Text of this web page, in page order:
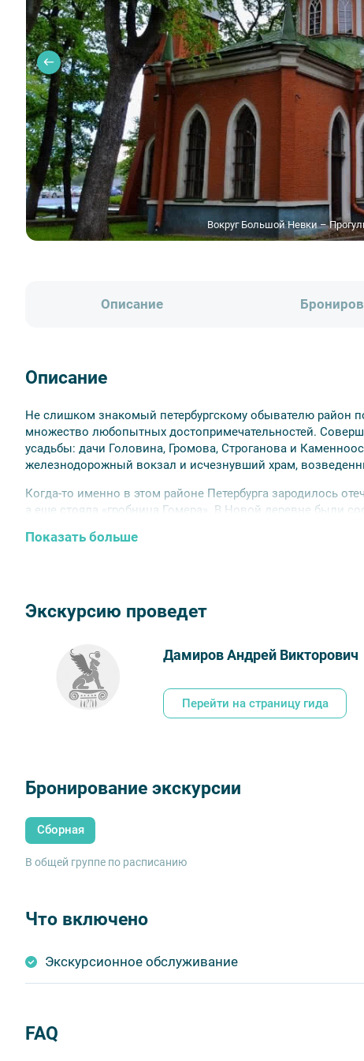
Вокруг Большой Невки –
Описание
Описание
Не слишком знакомый петербургскому обывателю район
множество любопытных достопримечательностей.
усадьбы: дачи Головина, Громова, Строганова и
железнодорожный вокзал и исчезнувший храм,
Когда-то именно в этом районе Петербурга зародилось
а еще стояла «гробница Гомера». В Новой деревне были
познакомиться и с необычными культурными объектами
Показать больше
Экскурсию проведет
Дамиров Андрей Викторович
Перейти на страницу гида
Бронирование экскурсии
Сборная
В общей группе по расписанию
Что включено
Экскурсионное обслуживание
FAQ